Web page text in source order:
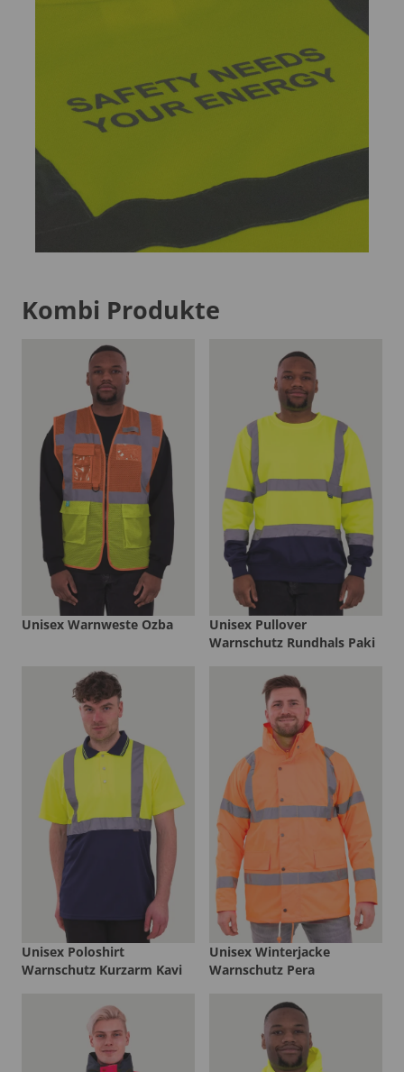
Kombi Produkte
Unisex Warnweste Ozba
Unisex Pullover
Warnschutz Rundhals Paki
Unisex Poloshirt
Warnschutz Kurzarm Kavi
Unisex Winterjacke
Warnschutz Pera